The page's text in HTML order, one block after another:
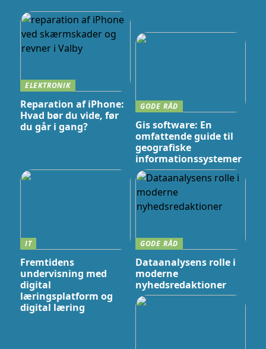
ELEKTRONIK
Reparation af iPhone:
Hvad bør du vide, før
du går i gang?
GODE RÅD
Gis software: En
omfattende guide til
geografiske
informationssystemer
IT
Fremtidens
undervisning med
digital
læringsplatform og
digital læring
GODE RÅD
Dataanalysens rolle i
moderne
nyhedsredaktioner